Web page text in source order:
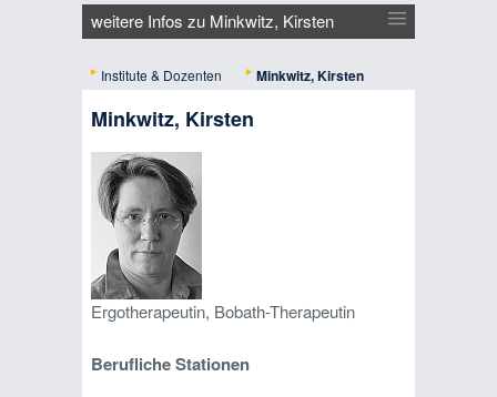
weitere Infos zu Minkwitz, Kirsten
Institute & Dozenten Minkwitz, Kirsten
Minkwitz, Kirsten
Ergotherapeutin, Bobath-Therapeutin
Berufliche Stationen